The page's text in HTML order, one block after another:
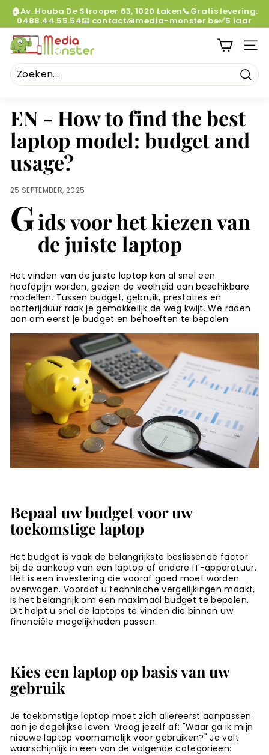
Doorgaan
naar
artikel
Diaporama
🏠Av. Houba De Strooper 63, 1020 Laken📞Gratis levering:
0488.44.55.54📧 contact@media-monster.be✅5 jaar
garantie
M
e
d
i
M
o
n
s
t
e
r
EN - How to find the best
laptop model: budget and
usage?
25 SEPTEMBER, 2025
Gids voor het kiezen van
de juiste laptop
Het vinden van de juiste laptop kan al snel een
hoofdpijn worden, gezien de veelheid aan beschikbare
modellen. Tussen budget, gebruik, prestaties en
batterijduur raak je gemakkelijk de weg kwijt. We raden
aan om eerst je budget en behoeften te bepalen.
Bepaal uw budget voor uw
toekomstige laptop
Het budget is vaak de belangrijkste beslissende factor
bij de aankoop van een laptop of andere IT-apparatuur.
Het is een investering die vooraf goed moet worden
overwogen. Voordat u technische vergelijkingen maakt,
is het belangrijk om een maximaal budget te bepalen.
Dit helpt u snel de laptops te vinden die binnen uw
financiële mogelijkheden passen.
Kies een laptop op basis van uw
gebruik
Je toekomstige laptop moet zich allereerst aanpassen
aan je dagelijkse leven. Vraag jezelf af: "Waar ga ik mijn
nieuwe laptop voornamelijk voor gebruiken?" Je valt
waarschijnlijk in een van de volgende categorieën: